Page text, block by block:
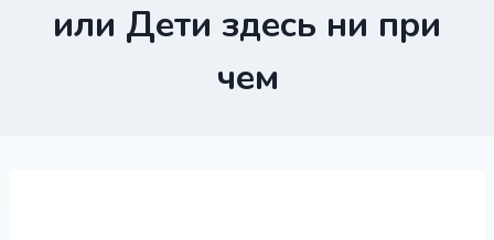
или Дети здесь ни при
чем